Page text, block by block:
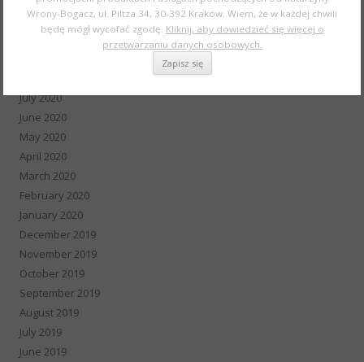
November 2020
October 2020
July 2020
June 2020
May 2020
April 2020
March 2020
February 2020
January 2020
December 2019
November 2019
October 2019
September 2019
August 2019
July 2019
June 2019
Wrony-Bogacz, ul. Piltza 34, 30-392 Kraków. Wiem, że w każdej chwili
będę mógł wycofać zgodę. Kliknij, aby dowiedzieć się więcej o
przetwarzaniu danych osobowych.